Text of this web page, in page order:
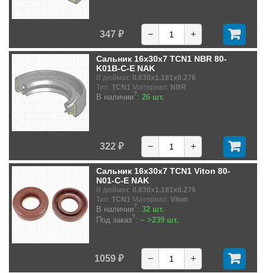
347 ₽ − +
Сальник 16x30x7 TCN1 NBR 80-
K01B-C-E NAK
В дюймах: 0.630x1.181x0.276
Тип: TCN1 Материал: NBR
В наличии?: 26 шт.
322 ₽ − +
Сальник 16x30x7 TCN1 Viton 80-
N01-C-E NAK
В дюймах: 0.630x1.181x0.276
Тип: TCN1 Материал: Viton
В наличии?: 32 шт.
Под заказ?: ~ >239 шт.
1059 ₽ − +